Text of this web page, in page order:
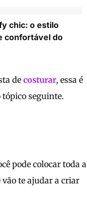
chic: o estilo
confortável do
de costurar, essa é
tópico seguinte.
pode colocar toda a
vão te ajudar a criar